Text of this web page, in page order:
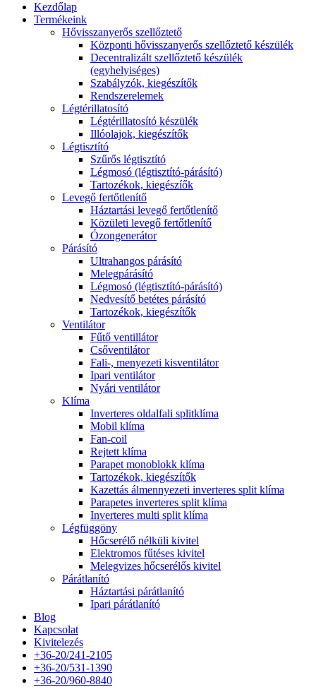
Kezdőlap
Termékeink
Hővisszanyerős szellőztető
Központi hővisszanyerős szellőztető készülék
Decentralizált szellőztető készülék
(egyhelyiséges)
Szabályzók, kiegészítők
Rendszerelemek
Légtérillatosító
Légtérillatosító készülék
Illóolajok, kiegészítők
Légtisztító
Szűrős légtisztító
Légmosó (légtisztító-párásító)
Tartozékok, kiegészíők
Levegő fertőtlenítő
Háztartási levegő fertőtlenítő
Közületi levegő fertőtlenítő
Ózongenerátor
Párásító
Ultrahangos párásító
Melegpárásító
Légmosó (légtisztító-párásító)
Nedvesítő betétes párásító
Tartozékok, kiegészítők
Ventilátor
Fűtő ventillátor
Csőventilátor
Fali-, menyezeti kisventilátor
Ipari ventilátor
Nyári ventilátor
Klíma
Inverteres oldalfali splitklíma
Mobil klíma
Fan-coil
Rejtett klíma
Parapet monoblokk klíma
Tartozékok, kiegészítők
Kazettás álmennyezeti inverteres split klíma
Parapetes inverteres split klíma
Inverteres multi split klíma
Légfüggöny
Hőcserélő nélküli kivitel
Elektromos fűtéses kivitel
Melegvizes hőcserélős kivitel
Párátlanító
Háztartási párátlanító
Ipari párátlanító
Blog
Kapcsolat
Kivitelezés
+36-20/241-2105
+36-20/531-1390
+36-20/960-8840